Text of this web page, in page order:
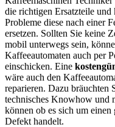
die richtigen Ersatzteile und
Probleme diese nach einer
ersetzen. Sollten Sie keine
mobil unterwegs sein,
Kaffeeautomaten auch per
einschicken. Eine
wäre auch den
reparieren. Dazu bräuchten
technisches Knowhow und
können ob es sich um
Defekt handelt.